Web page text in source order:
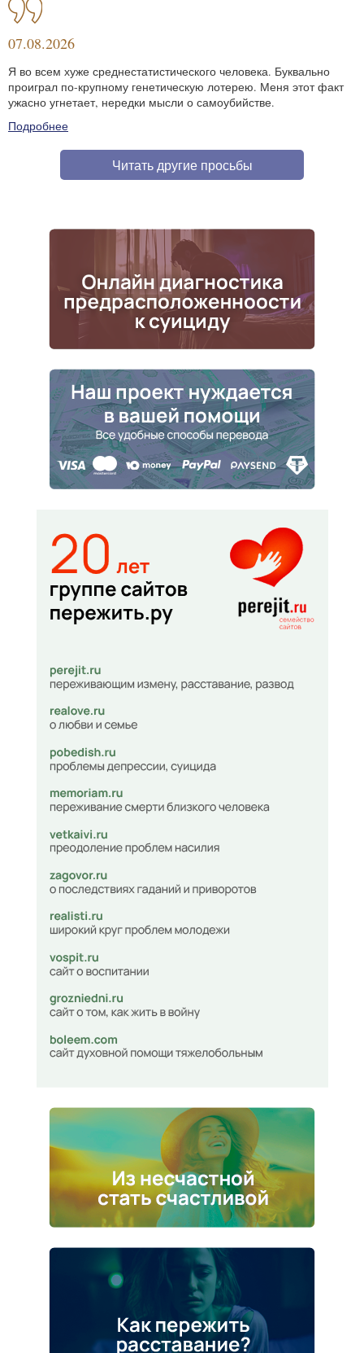
07.08.2026
Я во всем хуже среднестатистического человека. Буквально
проиграл по-крупному генетическую лотерею. Меня этот факт
ужасно угнетает, нередки мысли о самоубийстве.
Подробнее
Читать другие просьбы